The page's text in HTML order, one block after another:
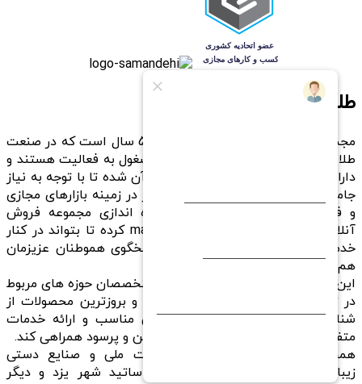
طلا ملک ثابت
مجموعه های ملک ثابت که نزدیک به 50 سال است که در صنعت
طلا در شهر جهانی یزد با خوش نامی مشغول به فعالیت هستند و
دارای فروشگاه های متعددی میباشد برآن شده تا با توجه به نیاز
جامعه و همگام با تغییرات دنیای امروز در زمینه بازارهای مجازی
و فروشگاه های آنلاین، اقدام به راه اندازی مجموعه فروش
آنلاین خود با درگاه رسمی maleksabet.ir کرده تا بتواند در کنار
خدمت رسانی به همشهریان عزیز، پاسخگوی هموطنان عزیزمان
هم باشد.
این مجموعه با گردهم آوردن بهترین متخصصان حوزه های مربوط
در تلاش است تا با ارائه ی جدیدترین و بروزترین محصولات از
شناخته شده ترین برندها ، با قیمتی مناسب و ارائه خدمات
متفاوت هموطنان عزیز را در خرید مطمئن و پرسود همراهی کند.
همچنین در جهت حمایت از تولیدات ملی و صنایع دستی
زیباترین کارهای دست هنرمندان و اساتید شهر یزد و دیگر